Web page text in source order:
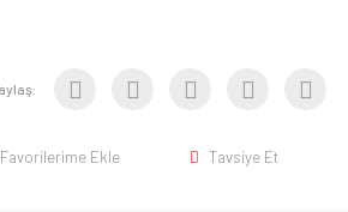
Favorilerime Ekle Tavsiye Et